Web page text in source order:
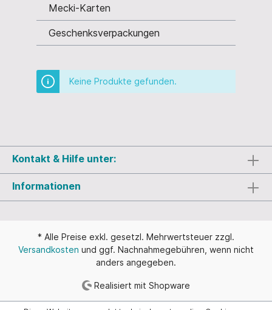
Mecki-Karten
Geschenksverpackungen
Keine Produkte gefunden.
Kontakt & Hilfe unter:
Informationen
* Alle Preise exkl. gesetzl. Mehrwertsteuer zzgl.
Versandkosten und ggf. Nachnahmegebühren, wenn nicht
anders angegeben.
Realisiert mit Shopware